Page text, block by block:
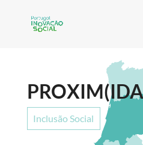
Inclusão Social